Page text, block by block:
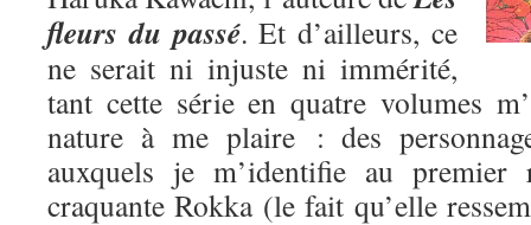
fleurs du passé. Et d’ailleurs, ce
ne serait ni injuste ni immérité,
tant cette série en quatre volumes
nature à me plaire : des
auxquels je m’identifie au premier
craquante Rokka (le fait qu’elle